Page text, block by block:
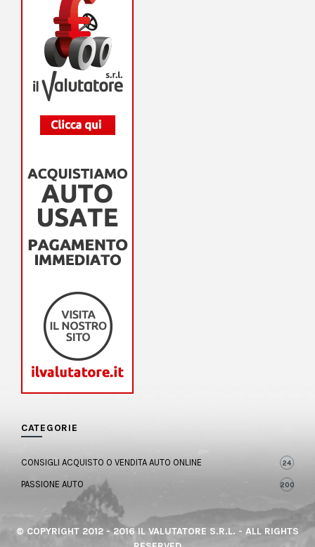
CATEGORIE
CONSIGLI ACQUISTO O VENDITA AUTO ONLINE 24
PASSIONE AUTO 200
© COPYRIGHT 2012 - 2016 IL VALUTATORE S.R.L. - ALL RIGHTS